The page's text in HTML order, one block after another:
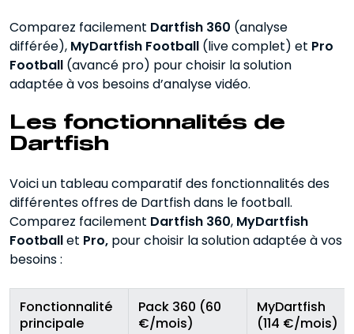
Comparez facilement Dartfish 360 (analyse
différée), MyDartfish Football (live complet) et Pro
Football (avancé pro) pour choisir la solution
adaptée à vos besoins d’analyse vidéo.
Les fonctionnalités de
Dartfish
Voici un tableau comparatif des fonctionnalités des
différentes offres de Dartfish dans le football.
Comparez facilement Dartfish 360, MyDartfish
Footballet Pro, pour choisir la solution adaptée à vos
besoins :
Fonctionnalité
principale
Pack 360 (60
€/mois)
MyDartfish
(114 €/mois)